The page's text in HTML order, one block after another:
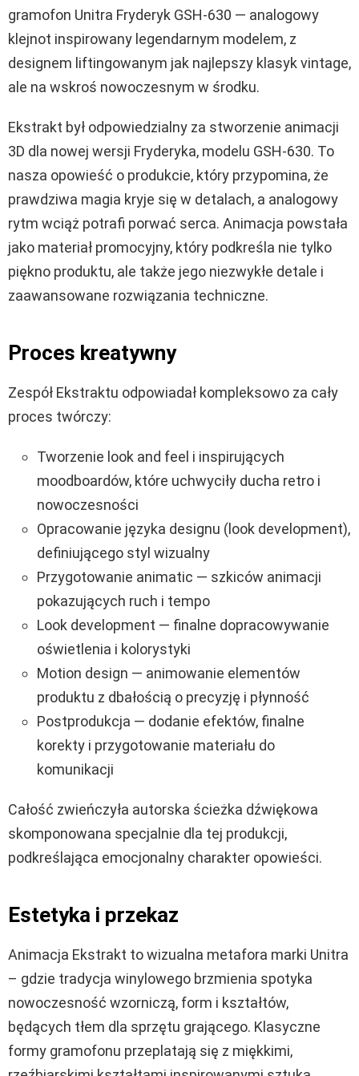
gramofon Unitra Fryderyk GSH-630 — analogowy
klejnot inspirowany legendarnym modelem, z
designem liftingowanym jak najlepszy klasyk vintage,
ale na wskroś nowoczesnym w środku.
Ekstrakt był odpowiedzialny za stworzenie animacji
3D dla nowej wersji Fryderyka, modelu GSH-630. To
nasza opowieść o produkcie, który przypomina, że
prawdziwa magia kryje się w detalach, a analogowy
rytm wciąż potrafi porwać serca. Animacja powstała
jako materiał promocyjny, który podkreśla nie tylko
piękno produktu, ale także jego niezwykłe detale i
zaawansowane rozwiązania techniczne.
Proces kreatywny
Zespół Ekstraktu odpowiadał kompleksowo za cały
proces twórczy:
Tworzenie look and feel i inspirujących
moodboardów, które uchwyciły ducha retro i
nowoczesności
Opracowanie języka designu (look development),
definiującego styl wizualny
Przygotowanie animatic — szkiców animacji
pokazujących ruch i tempo
Look development — finalne dopracowywanie
oświetlenia i kolorystyki
Motion design — animowanie elementów
produktu z dbałością o precyzję i płynność
Postprodukcja — dodanie efektów, finalne
korekty i przygotowanie materiału do
komunikacji
Całość zwieńczyła autorska ścieżka dźwiękowa
skomponowana specjalnie dla tej produkcji,
podkreślająca emocjonalny charakter opowieści.
Estetyka i przekaz
Animacja Ekstrakt to wizualna metafora marki Unitra
– gdzie tradycja winylowego brzmienia spotyka
nowoczesność wzorniczą, form i kształtów,
będących tłem dla sprzętu grającego. Klasyczne
formy gramofonu przeplatają się z miękkimi,